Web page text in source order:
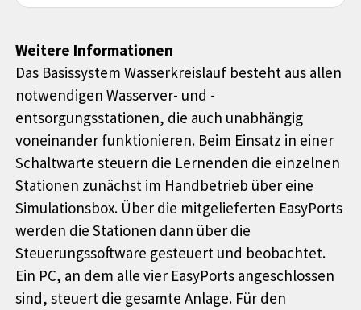
Weitere Informationen
Das Basissystem Wasserkreislauf besteht aus allen
notwendigen Wasserver- und -
entsorgungsstationen, die auch unabhängig
voneinander funktionieren. Beim Einsatz in einer
Schaltwarte steuern die Lernenden die einzelnen
Stationen zunächst im Handbetrieb über eine
Simulationsbox. Über die mitgelieferten EasyPorts
werden die Stationen dann über die
Steuerungssoftware gesteuert und beobachtet.
Ein PC, an dem alle vier EasyPorts angeschlossen
sind, steuert die gesamte Anlage. Für den